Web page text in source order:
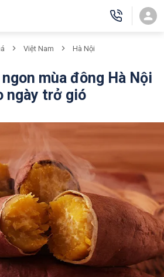
Việt Nam Hà Nội
mùa đông Hà Nội
ngày trở gió